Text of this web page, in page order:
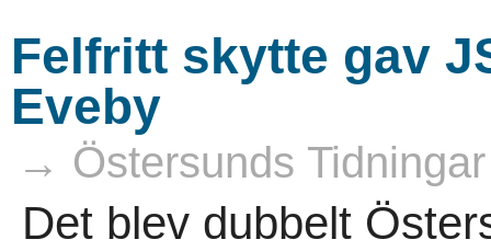
Felfritt skytte gav
Eveby
→ Östersunds
Det blev dubbelt